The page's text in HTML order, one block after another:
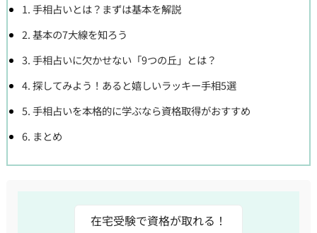
1. 手相占いとは？まずは基本を解説
2. 基本の7大線を知ろう
3. 手相占いに欠かせない「9つの丘」とは？
4. 探してみよう！あると嬉しいラッキー手相5選
5. 手相占いを本格的に学ぶなら資格取得がおすすめ
6. まとめ
在宅受験で資格が取れる！